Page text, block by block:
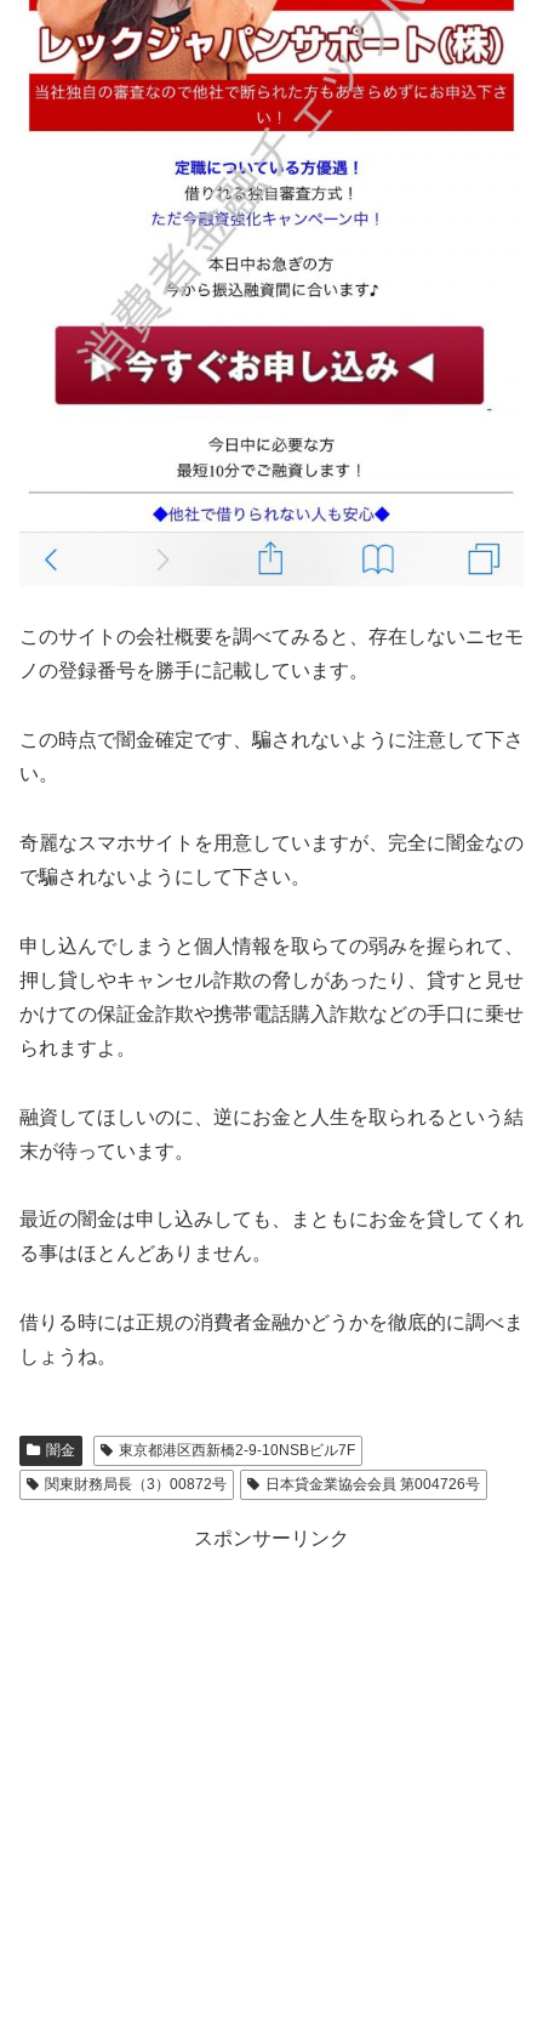
このサイトの会社概要を調べてみると、存在しないニセモ
ノの登録番号を勝手に記載しています。
この時点で闇金確定です、騙されないように注意して下さ
い。
奇麗なスマホサイトを用意していますが、完全に闇金なの
で騙されないようにして下さい。
申し込んでしまうと個人情報を取らての弱みを握られて、
押し貸しやキャンセル詐欺の脅しがあったり、貸すと見せ
かけての保証金詐欺や携帯電話購入詐欺などの手口に乗せ
られますよ。
融資してほしいのに、逆にお金と人生を取られるという結
末が待っています。
最近の闇金は申し込みしても、まともにお金を貸してくれ
る事はほとんどありません。
借りる時には正規の消費者金融かどうかを徹底的に調べま
しょうね。
闇金
東京都港区西新橋2-9-10NSBビル7F
関東財務局長（3）00872号
日本貸金業協会会員 第004726号
スポンサーリンク